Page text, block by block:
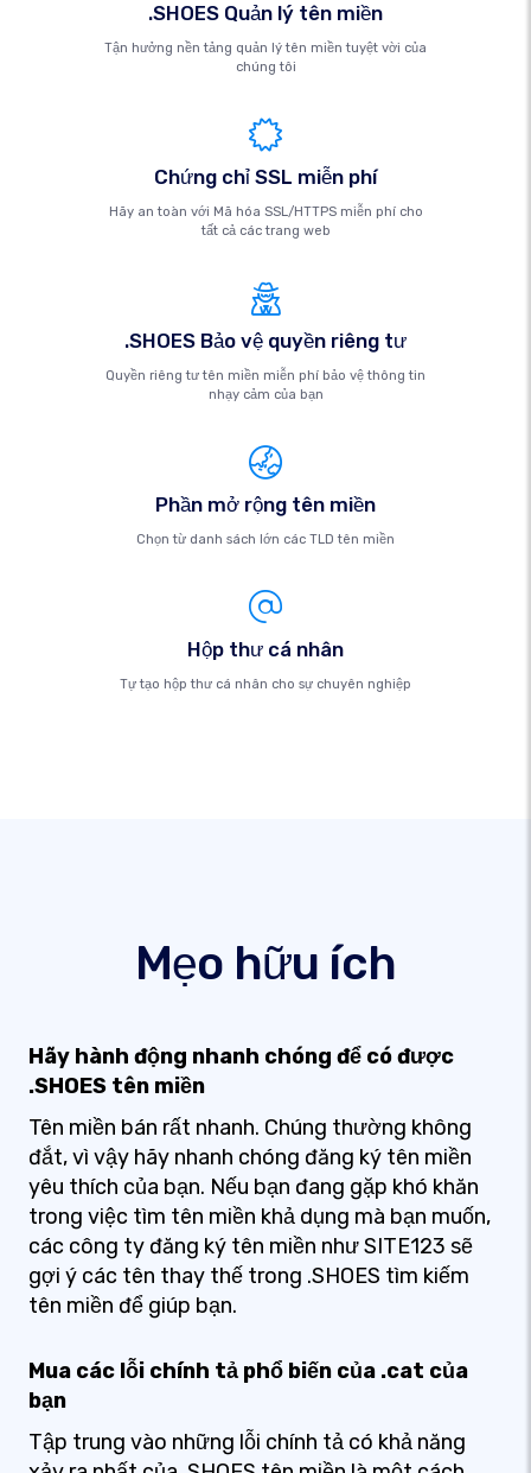
.SHOES Quản lý tên miền
Tận hưởng nền tảng quản lý tên miền tuyệt vời của
chúng tôi
Chứng chỉ SSL miễn phí
Hãy an toàn với Mã hóa SSL/HTTPS miễn phí cho
tất cả các trang web
.SHOES Bảo vệ quyền riêng tư
Quyền riêng tư tên miền miễn phí bảo vệ thông tin
nhạy cảm của bạn
Phần mở rộng tên miền
Chọn từ danh sách lớn các TLD tên miền
Hộp thư cá nhân
Tự tạo hộp thư cá nhân cho sự chuyên nghiệp
Mẹo hữu ích
Hãy hành động nhanh chóng để có được
.SHOES tên miền
Tên miền bán rất nhanh. Chúng thường không
đắt, vì vậy hãy nhanh chóng đăng ký tên miền
yêu thích của bạn. Nếu bạn đang gặp khó khăn
trong việc tìm tên miền khả dụng mà bạn muốn,
các công ty đăng ký tên miền như SITE123 sẽ
gợi ý các tên thay thế trong .SHOES tìm kiếm
tên miền để giúp bạn.
Mua các lỗi chính tả phổ biến của .cat của
bạn
Tập trung vào những lỗi chính tả có khả năng